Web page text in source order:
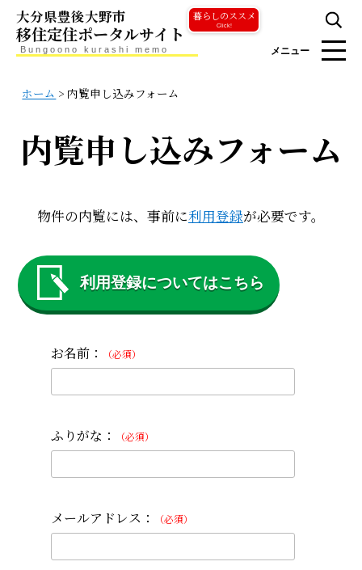
大分県豊後大野市
移住定住ポータルサイト
Bungoono kurashi memo
暮らしのススメ
Click!
メニュー
ホーム > 内覧申し込みフォーム
内覧申し込みフォーム
物件の内覧には、事前に利用登録が必要です。
利用登録についてはこちら
お名前： （必須）
ふりがな： （必須）
メールアドレス： （必須）